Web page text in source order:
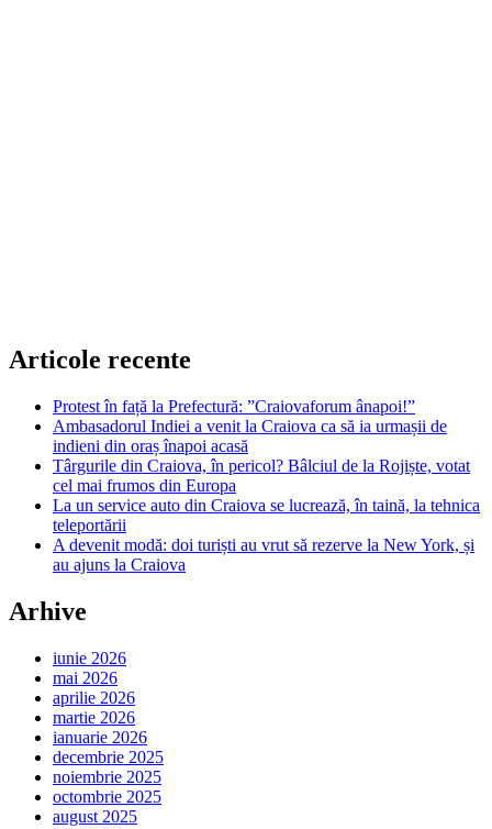
Articole recente
Protest în față la Prefectură: ”Craiovaforum ânapoi!”
Ambasadorul Indiei a venit la Craiova ca să ia urmașii de
indieni din oraș înapoi acasă
Târgurile din Craiova, în pericol? Bâlciul de la Rojiște, votat
cel mai frumos din Europa
La un service auto din Craiova se lucrează, în taină, la tehnica
teleportării
A devenit modă: doi turiști au vrut să rezerve la New York, și
au ajuns la Craiova
Arhive
iunie 2026
mai 2026
aprilie 2026
martie 2026
ianuarie 2026
decembrie 2025
noiembrie 2025
octombrie 2025
august 2025